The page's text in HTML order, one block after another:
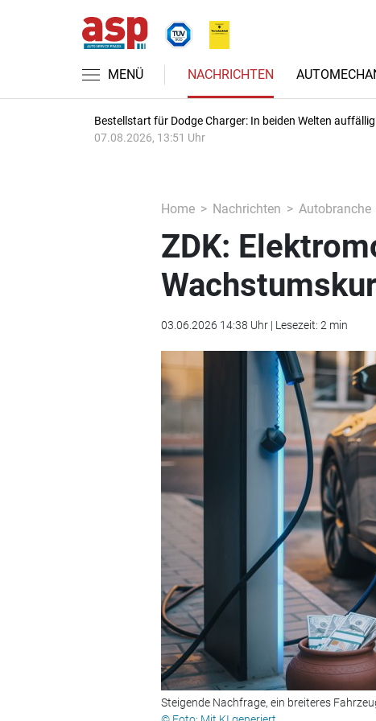
MENÜ NACHRICHTEN
Bestellstart für Dodge Charger: In beiden Welten auffällig
07.08.2026, 13:51 Uhr
Home Nachrichten Autobranche
ZDK:
03.06.2026 14:38 Uhr | Lesezeit: 2 min
Steigende Nachfrage, ein breiteres